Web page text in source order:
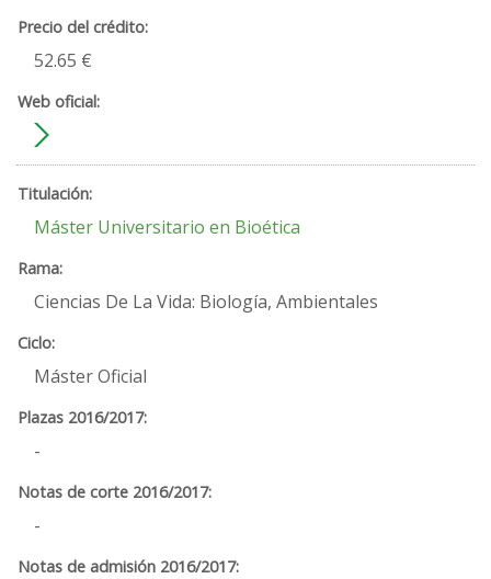
52.65 €
Máster Universitario en Bioética
Ciencias De La Vida: Biología, Ambientales
Máster Oficial
-
-